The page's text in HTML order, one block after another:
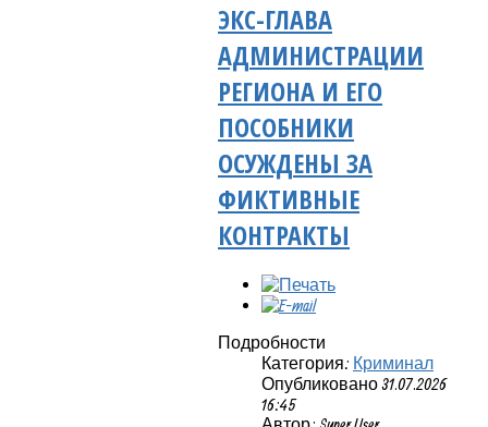
ЭКС-ГЛАВА
АДМИНИСТРАЦИИ
РЕГИОНА И ЕГО
ПОСОБНИКИ
ОСУЖДЕНЫ ЗА
ФИКТИВНЫЕ
КОНТРАКТЫ
Подробности
Категория: Криминал
Опубликовано 31.07.2026
16:45